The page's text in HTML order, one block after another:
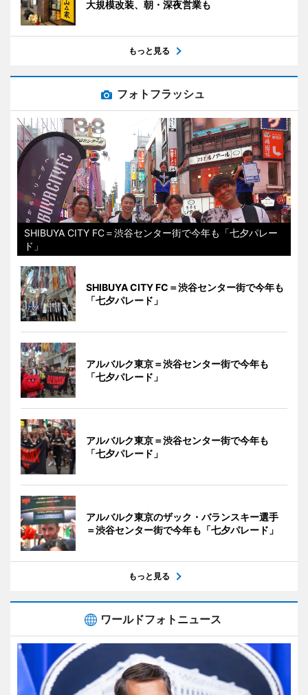
大規模改装、朝・深夜営業も
もっと見る
フォトフラッシュ
SHIBUYA CITY FC＝渋谷センター街で今年も「七夕パレー
ド」
SHIBUYA CITY FC＝渋谷センター街で今年も
「七夕パレード」
アルバルク東京＝渋谷センター街で今年も
「七夕パレード」
アルバルク東京＝渋谷センター街で今年も
「七夕パレード」
アルバルク東京のザック・バランスキー選手
＝渋谷センター街で今年も「七夕パレード」
もっと見る
ワールドフォトニュース